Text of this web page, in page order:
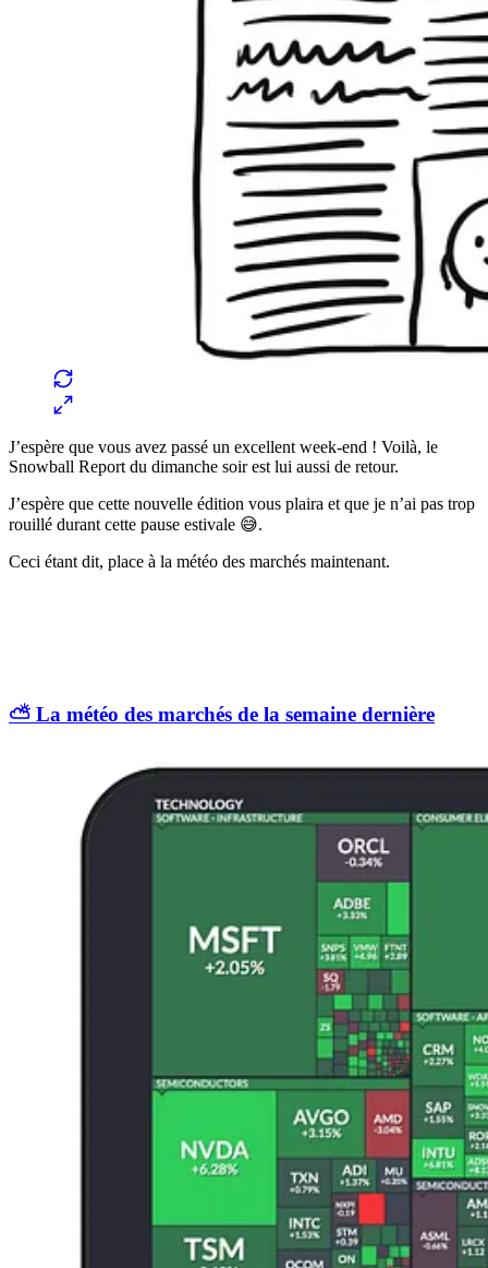
J’espère que vous avez passé un excellent week-end ! Voilà, le
Snowball Report du dimanche soir est lui aussi de retour.
J’espère que cette nouvelle édition vous plaira et que je n’ai pas trop
rouillé durant cette pause estivale 😅.
Ceci étant dit, place à la météo des marchés maintenant.
⛅️ La météo des marchés de la semaine dernière